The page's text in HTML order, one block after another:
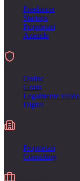
Freelancer
Startups
Proprietari
Aziende
Online
Gratis
Legalmente valido
Digital
Proprietari
Consulting